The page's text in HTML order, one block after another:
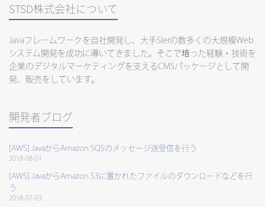
STSD株式会社について
Javaフレームワークを自社開発し、大手SIerの数多くの大規模Web
システム開発を成功に導いてきました。そこで培った経験・技術を
企業のデジタルマーケティングを支えるCMSパッケージとして開
発、販売をしています。
開発者ブログ
[AWS] JavaからAmazon SQSのメッセージ送受信を行う
2018-08-01
[AWS] JavaからAmazon S3に置かれたファイルのダウンロードなどを行
う
2018-07-03